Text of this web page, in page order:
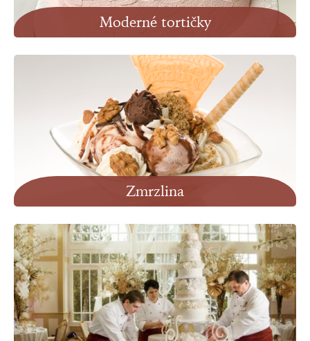
Zobraziť
Moderné tortičky
Zobraziť
Zmrzlina